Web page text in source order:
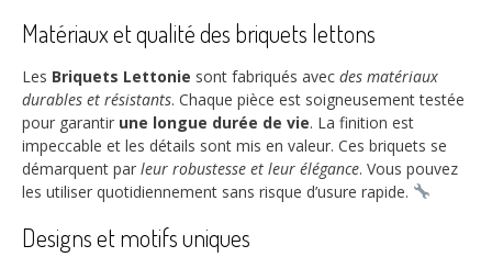
Matériaux et qualité des briquets lettons
Les Briquets Lettonie sont fabriqués avec des matériaux
durables et résistants. Chaque pièce est soigneusement testée
pour garantir une longue durée de vie. La finition est
impeccable et les détails sont mis en valeur. Ces briquets se
démarquent par leur robustesse et leur élégance. Vous pouvez
les utiliser quotidiennement sans risque d’usure rapide.
Designs et motifs uniques